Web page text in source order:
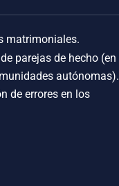
matrimoniales.
parejas de hecho (en
autónomas).
de errores en los